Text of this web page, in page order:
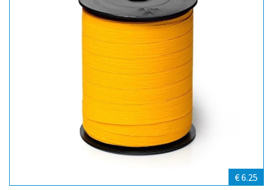
€ 6.25